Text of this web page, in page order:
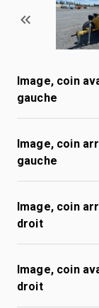
Image, coin
gauche
Image, coin
gauche
Image, coin
droit
Image, coin
droit